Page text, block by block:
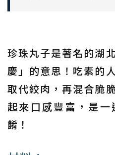
珍珠丸子是著名的湖
慶」的意思！吃素的
取代絞肉，再混合脆
起來口感豐富，是
餚！